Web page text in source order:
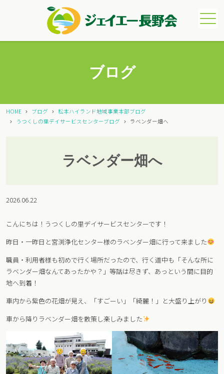
メニュー
ブログ
HOME ブログ
松本ハイランド地域事業本部ブログ
うつくしの里デイサービスセンターブログ
ラベンダー畑へ
ラベンダー畑へ
2026.06.22
こんにちは！うつくしの里デイサービスセンターです！
昨日・一昨日と宮渕浄化センター様のラベンダー畑に行って来ました
職員・利用者様も初めで行く場所だったので、行く道中も「そんな所に
ラベンダー畑なんてあったかや？」等話は尽きず、あっという間に目的
地へ到着！
車内から紫色の花畑が見え、「すごーい」「綺麗！」と大盛り上がり
車から降りラベンダー畑を散策し楽しみました